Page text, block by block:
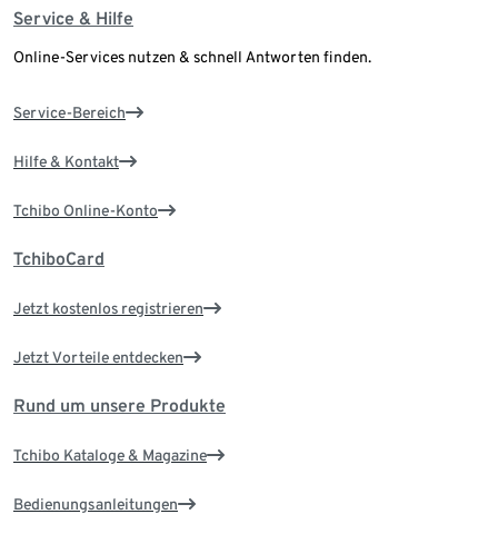
Service & Hilfe
Online-Services nutzen & schnell Antworten finden.
Service-Bereich
Hilfe & Kontakt
Tchibo Online-Konto
TchiboCard
Jetzt kostenlos registrieren
Jetzt Vorteile entdecken
Rund um unsere Produkte
Tchibo Kataloge & Magazine
Bedienungsanleitungen